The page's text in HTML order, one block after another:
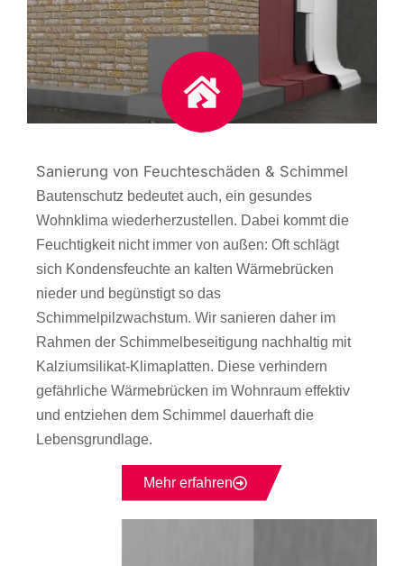
Sanierung von Feuchteschäden & Schimmel
Bautenschutz bedeutet auch, ein gesundes
Wohnklima wiederherzustellen. Dabei kommt die
Feuchtigkeit nicht immer von außen: Oft schlägt
sich Kondensfeuchte an kalten Wärmebrücken
nieder und begünstigt so das
Schimmelpilzwachstum. Wir sanieren daher im
Rahmen der Schimmelbeseitigung nachhaltig mit
Kalziumsilikat-Klimaplatten. Diese verhindern
gefährliche Wärmebrücken im Wohnraum effektiv
und entziehen dem Schimmel dauerhaft die
Lebensgrundlage.
Mehr erfahren